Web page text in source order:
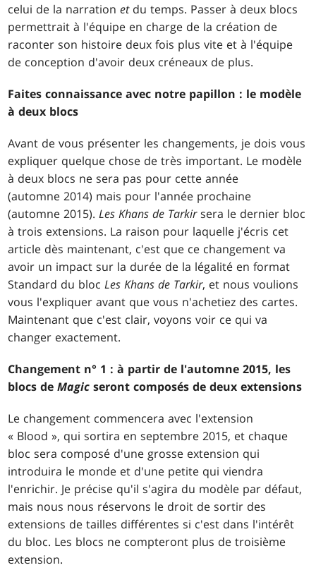
celui de la narrationetdu temps. Passer à deux blocs
permettrait à l'équipe en charge de la création de
raconter son histoire deux fois plus vite et à l'équipe
de conception d'avoir deux créneaux de plus.
Faites connaissance avec notre papillon : le modèle
à deux blocs
Avant de vous présenter les changements, je dois vous
expliquer quelque chose de très important. Le modèle
à deux blocs ne sera pas pour cette année
(automne 2014) mais pour l'année prochaine
(automne 2015).Les Khans de Tarkirsera le dernier bloc
à trois extensions. La raison pour laquelle j'écris cet
article dès maintenant, c'est que ce changement va
avoir un impact sur la durée de la légalité en format
Standard du blocLes Khans de Tarkir, et nous voulions
vous l'expliquer avant que vous n'achetiez des cartes.
Maintenant que c'est clair, voyons voir ce qui va
changer exactement.
Changement n° 1 : à partir de l'automne 2015, les
blocs deMagic seront composés de deux extensions
Le changement commencera avec l'extension
« Blood », qui sortira en septembre 2015, et chaque
bloc sera composé d'une grosse extension qui
introduira le monde et d'une petite qui viendra
l'enrichir. Je précise qu'il s'agira du modèle par défaut,
mais nous nous réservons le droit de sortir des
extensions de tailles différentes si c'est dans l'intérêt
du bloc. Les blocs ne compteront plus de troisième
extension.